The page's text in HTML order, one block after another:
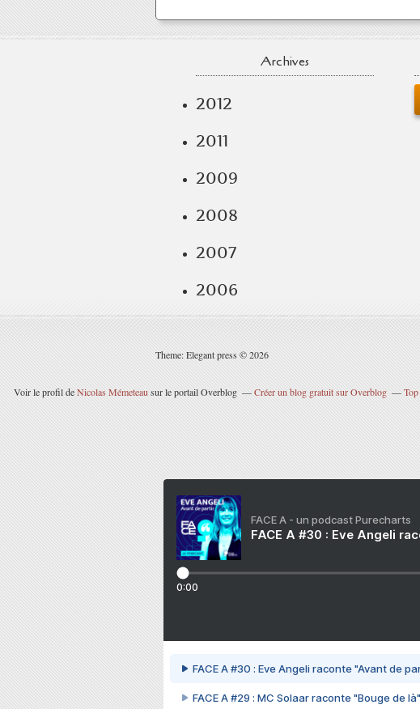
Archives
2012
2011
2009
2008
2007
2006
Theme: Elegant press © 2026
Voir le profil deNicolas Mémeteau sur le portail Overblog Créer un blog gratuit sur Overblog
FACE A - un podcast Purecharts
FACE A #30 : Eve Angeli
0:00
FACE A #30 : Eve Angeli raconte "Avant de
FACE A #29 : MC Solaar raconte "Bouge de là"